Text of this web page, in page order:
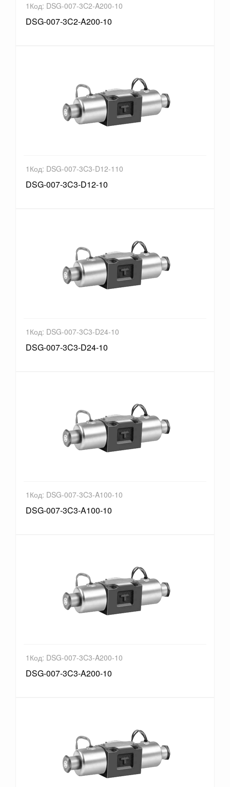
1Код: DSG-007-3C2-A200-10
DSG-007-3C2-A200-10
1Код: DSG-007-3C3-D12-110
DSG-007-3C3-D12-10
1Код: DSG-007-3C3-D24-10
DSG-007-3C3-D24-10
1Код: DSG-007-3C3-A100-10
DSG-007-3C3-A100-10
1Код: DSG-007-3C3-A200-10
DSG-007-3C3-A200-10